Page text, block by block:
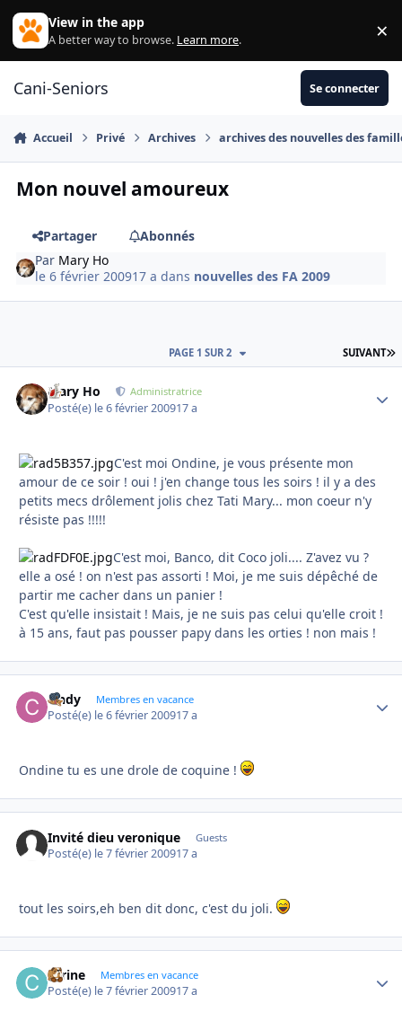
Aller au contenu
View in the app
A better way to browse. Learn more. ×
Cani-Seniors Se connecter
Accueil Privé Archives archives des nouvelles des
Mon nouvel amoureux
Partager
Abonnés
Par Mary Ho
le 6 février 200917 a dans nouvelles des FA 2009
SUIVANT
PAGE 1 SUR 2
Mary Ho Administratrice
Posté(e) le 6 février 200917 a
C'est moi Ondine, je vous présente mon
amour de ce soir ! oui ! j'en change tous les soirs ! il y a des
petits mecs drôlement jolis chez Tati Mary... mon coeur n'y
résiste pas !!!!!
C'est moi, Banco, dit Coco joli.... Z'avez vu ?
elle a osé ! on n'est pas assorti ! Moi, je me suis dépêché de
partir me cacher dans un panier !
C'est qu'elle insistait ! Mais, je ne suis pas celui qu'elle croit !
à 15 ans, faut pas pousser papy dans les orties ! non mais !
cindy Membres en vacance
Posté(e) le 6 février 200917 a
Ondine tu es une drole de coquine !
Invité dieu veronique Guests
Posté(e) le 7 février 200917 a
tout les soirs,eh ben dit donc, c'est du joli.
carine Membres en vacance
Posté(e) le 7 février 200917 a